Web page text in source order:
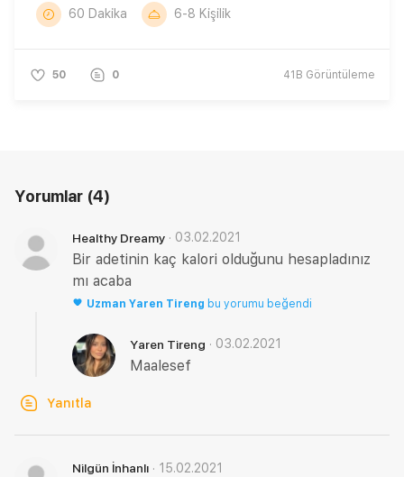
60 Dakika 6-8 Kişilik
50 0 41B Görüntüleme
Yorumlar (4)
Healthy Dreamy · 03.02.2021
Bir adetinin kaç kalori olduğunu hesapladınız
mı acaba
Uzman Yaren Tireng bu yorumu beğendi
Yaren Tireng · 03.02.2021
Maalesef
Yanıtla
Nilgün İnhanlı · 15.02.2021